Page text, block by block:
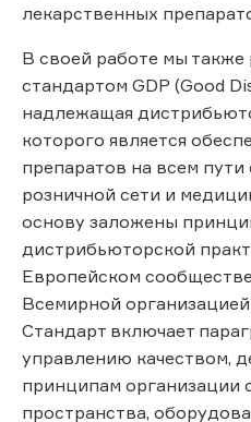
лекарственных
В своей работе мы также
стандартом GDP (Good
надлежащая
которого является
препаратов на всем
розничной сети и
основу заложены
дистрибьюторской
Европейском
Всемирной
Стандарт включает
управлению качеством,
принципам организации
пространства,